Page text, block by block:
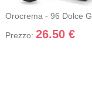
Prezzo:26.50 €
+ Aggiungi nel carrello